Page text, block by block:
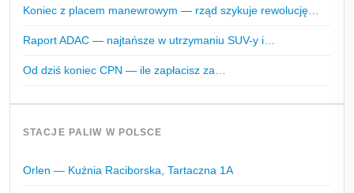
Koniec z placem manewrowym — rząd szykuje rewolucję…
Raport ADAC — najtańsze w utrzymaniu SUV-y i…
Od dziś koniec CPN — ile zapłacisz za…
STACJE PALIW W POLSCE
Orlen — Kuźnia Raciborska, Tartaczna 1A